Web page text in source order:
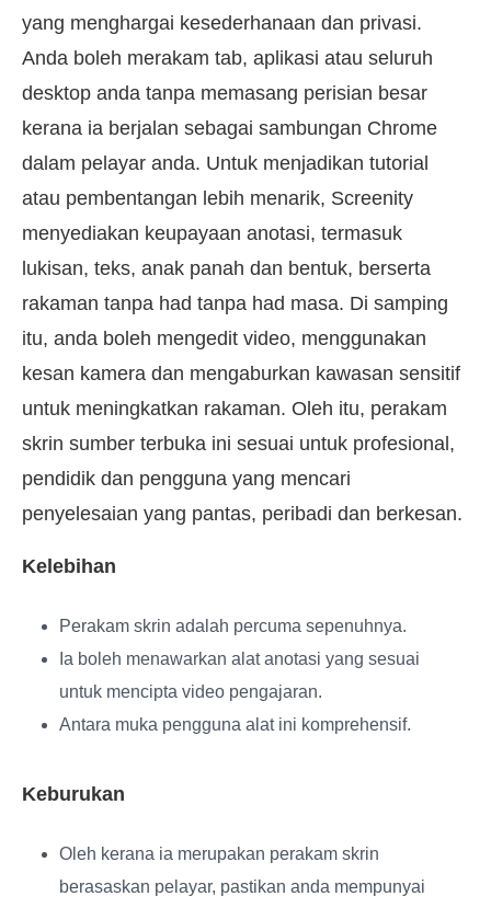
yang menghargai kesederhanaan dan privasi.
Anda boleh merakam tab, aplikasi atau seluruh
desktop anda tanpa memasang perisian besar
kerana ia berjalan sebagai sambungan Chrome
dalam pelayar anda. Untuk menjadikan tutorial
atau pembentangan lebih menarik, Screenity
menyediakan keupayaan anotasi, termasuk
lukisan, teks, anak panah dan bentuk, berserta
rakaman tanpa had tanpa had masa. Di samping
itu, anda boleh mengedit video, menggunakan
kesan kamera dan mengaburkan kawasan sensitif
untuk meningkatkan rakaman. Oleh itu, perakam
skrin sumber terbuka ini sesuai untuk profesional,
pendidik dan pengguna yang mencari
penyelesaian yang pantas, peribadi dan berkesan.
Kelebihan
Perakam skrin adalah percuma sepenuhnya.
Ia boleh menawarkan alat anotasi yang sesuai
untuk mencipta video pengajaran.
Antara muka pengguna alat ini komprehensif.
Keburukan
Oleh kerana ia merupakan perakam skrin
berasaskan pelayar, pastikan anda mempunyai